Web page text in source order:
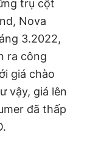
trụ cột
Nova
3.2022,
ra công
giá chào
vậy, giá lên
đã thấp